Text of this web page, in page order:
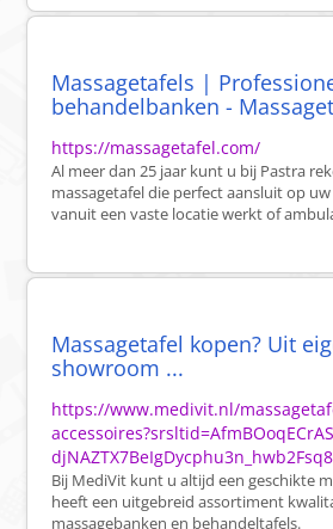
Massagetafels |
behandelbanken -
https://massagetafel.com/
Al meer dan 25 jaar kunt u bij Pastra
massagetafel die perfect aansluit op
vanuit een vaste locatie werkt of
Massagetafel kopen? Uit
showroom ...
https://www.medivit.nl/
Bij MediVit kunt u altijd een geschikte
heeft een uitgebreid assortiment
massagebanken en behandeltafels.